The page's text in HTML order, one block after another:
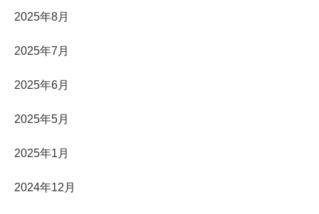
2025年8月
2025年7月
2025年6月
2025年5月
2025年1月
2024年12月